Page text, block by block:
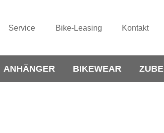
Service Bike-Leasing Kontakt
ANHÄNGER BIKEWEAR